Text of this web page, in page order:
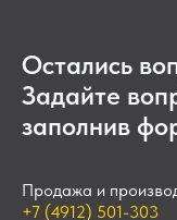
Остались
Задайте
заполнив
Продажа и
+7 (4912) 501-303